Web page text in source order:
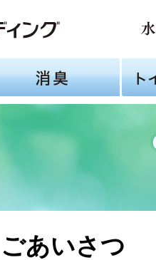
ごあいさつ